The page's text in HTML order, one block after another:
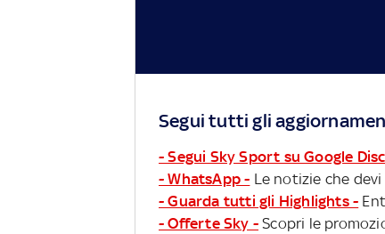
Segui tutti gli
- Segui Sky Sport su Google
- WhatsApp - Le notizie che
- Guarda tutti gli Highlights -
- Offerte Sky - Scopri le